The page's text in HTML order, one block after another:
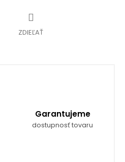
ZDIEĽAŤ
Garantujeme
dostupnosť tovaru